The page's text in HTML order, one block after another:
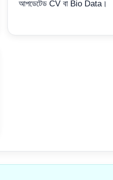
আপডেটেড CV বা Bio Data।